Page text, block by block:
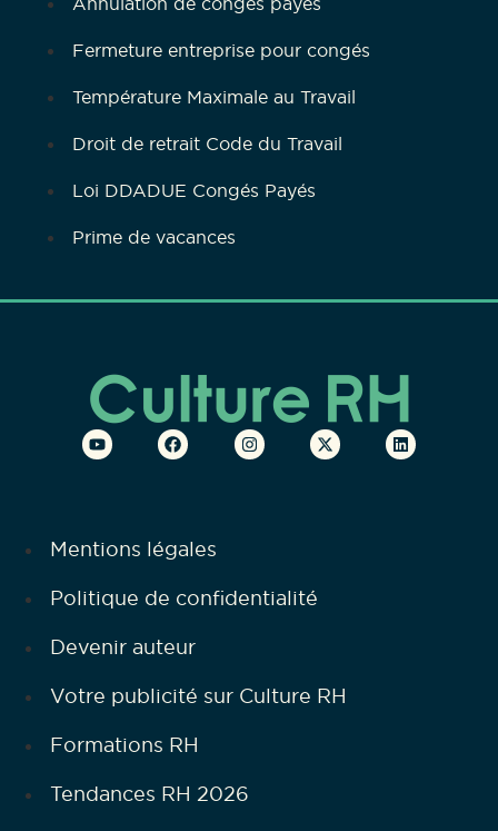
Fermeture entreprise pour congés
Température Maximale au Travail
Droit de retrait Code du Travail
Loi DDADUE Congés Payés
Prime de vacances
Mentions légales
Politique de confidentialité
Devenir auteur
Votre publicité sur Culture RH
Formations RH
Tendances RH 2026